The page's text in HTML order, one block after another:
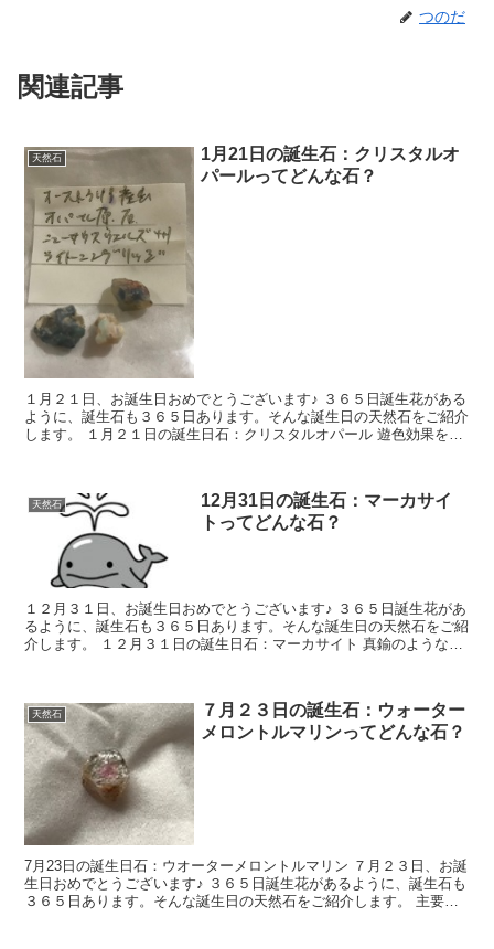
つのだ
関連記事
天然石
1月21日の誕生石：クリスタルオ
パールってどんな石？
１月２１日、お誕生日おめでとうございます♪ ３６５日誕生花がある
ように、誕生石も３６５日あります。そんな誕生日の天然石をご紹介
します。 １月２１日の誕生日石：クリスタルオパール 遊色効果をも
天然石
12月31日の誕生石：マーカサイ
トってどんな石？
１２月３１日、お誕生日おめでとうございます♪ ３６５日誕生花があ
るように、誕生石も３６５日あります。そんな誕生日の天然石をご紹
介します。 １２月３１日の誕生日石：マーカサイト 真鍮のような光
天然石
７月２３日の誕生石：ウォーター
メロントルマリンってどんな石？
7月23日の誕生日石：ウオーターメロントルマリン ７月２３日、お誕
生日おめでとうございます♪ ３６５日誕生花があるように、誕生石も
３６５日あります。そんな誕生日の天然石をご紹介します。 主要産